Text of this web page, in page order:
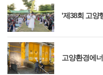
'제38회 고양
고양환경에